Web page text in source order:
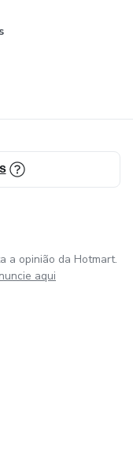
a opinião da Hotmart.
aqui